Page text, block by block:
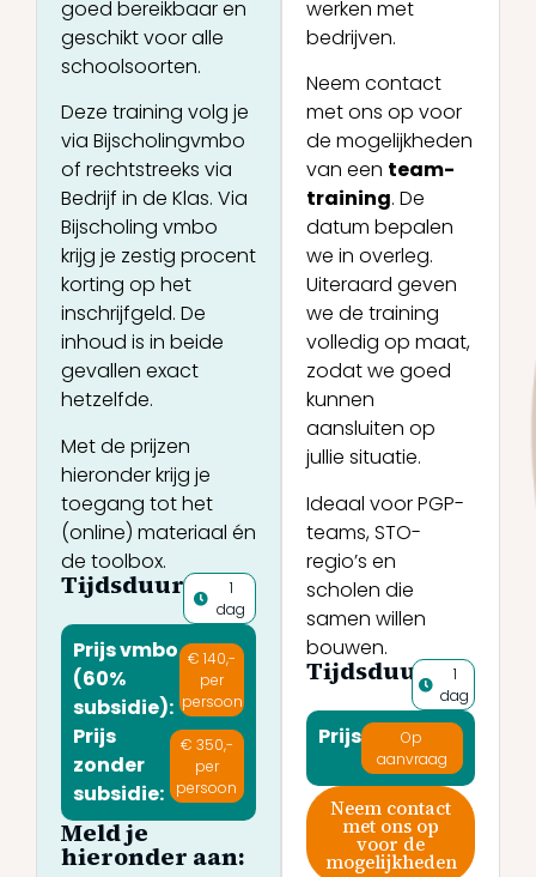
goed bereikbaar en
geschikt voor alle
schoolsoorten.
Deze training volg je
via Bijscholingvmbo
of rechtstreeks via
Bedrijf in de Klas. Via
Bijscholing vmbo
krijg je zestig procent
korting op het
inschrijfgeld. De
inhoud is in beide
gevallen exact
hetzelfde.
Met de prijzen
hieronder krijg je
toegang tot het
(online) materiaal én
de toolbox.
Tijdsduur:
1
dag
Prijs vmbo
(60%
subsidie):
€ 140,-
per
persoon
Prijs
zonder
subsidie:
€ 350,-
per
persoon
Meld je
hieronder aan:
werken met
bedrijven.
Neem contact
met ons op voor
de mogelijkheden
van een team-
training. De
datum bepalen
we in overleg.
Uiteraard geven
we de training
volledig op maat,
zodat we goed
kunnen
aansluiten op
jullie situatie.
Ideaal voor PGP-
teams, STO-
regio’s en
scholen die
samen willen
bouwen.
Tijdsduur:
1
dag
Prijs:
Op
aanvraag
Neem contact
met ons op
voor de
mogelijkheden